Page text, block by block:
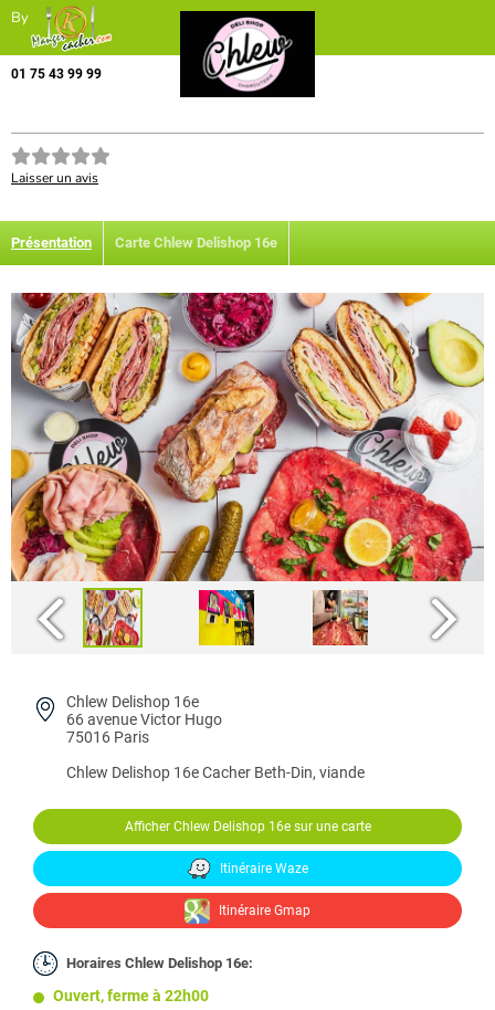
By
01 75 43 99 99
Laisser un avis
Présentation Carte Chlew Delishop 16e
Chlew Delishop 16e
66 avenue Victor Hugo
75016 Paris
Chlew Delishop 16eCacher Beth-Din, viande
Afficher Chlew Delishop 16e sur une carte
Itinéraire Waze
Itinéraire Gmap
Horaires Chlew Delishop 16e:
Ouvert, ferme à 22h00